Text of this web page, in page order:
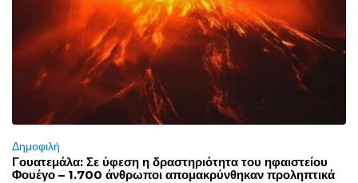
Δημοφιλή
Γουατεμάλα: Σε ύφεση η δραστηριότητα του ηφαιστείου
Φουέγο – 1.700 άνθρωποι απομακρύνθηκαν προληπτικά